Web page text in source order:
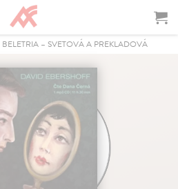
BELETRIA – SVETOVÁ A PREKLADOVÁ